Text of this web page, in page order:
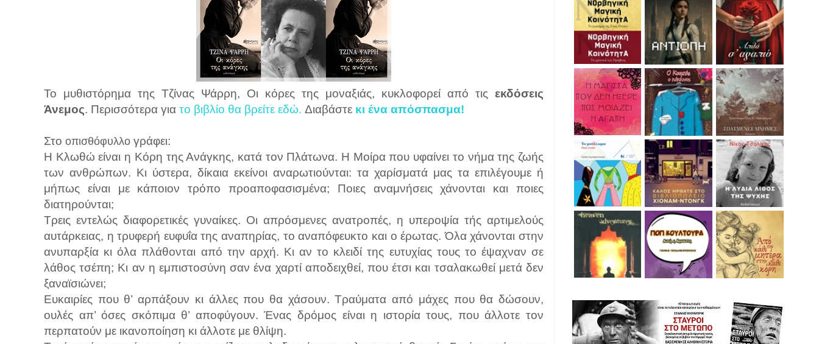
Το μυθιστόρημα της Τζίνας Ψάρρη, Οι κόρες της μοναξιάς, κυκλοφορεί από τις εκδόσεις
Άνεμος. Περισσότερα για το βιβλίο θα βρείτε εδώ. Διαβάστε κι ένα απόσπασμα!
Στο οπισθόφυλλο γράφει:
Η Κλωθώ είναι η Κόρη της Ανάγκης, κατά τον Πλάτωνα. Η Μοίρα που υφαίνει το νήμα της ζωής
των ανθρώπων. Κι ύστερα, δίκαια εκείνοι αναρωτιούνται: τα χαρίσματά μας τα επιλέγουμε ή
μήπως είναι με κάποιον τρόπο προαποφασισμένα; Ποιες αναμνήσεις χάνονται και ποιες
διατηρούνται;
Τρεις εντελώς διαφορετικές γυναίκες. Οι απρόσμενες ανατροπές, η υπεροψία τής αρτιμελούς
αυτάρκειας, η τρυφερή ευφυΐα της αναπηρίας, το αναπόφευκτο και ο έρωτας. Όλα χάνονται στην
ανυπαρξία κι όλα πλάθονται από την αρχή. Κι αν το κλειδί της ευτυχίας τους το έψαχναν σε
λάθος τσέπη; Κι αν η εμπιστοσύνη σαν ένα χαρτί αποδειχθεί, που έτσι και τσαλακωθεί μετά δεν
ξαναϊσιώνει;
Ευκαιρίες που θ’ αρπάξουν κι άλλες που θα χάσουν. Τραύματα από μάχες που θα δώσουν,
ουλές απ’ όσες σκόπιμα θ’ αποφύγουν. Ένας δρόμος είναι η ιστορία τους, που άλλοτε τον
περπατούν με ικανοποίηση κι άλλοτε με θλίψη.